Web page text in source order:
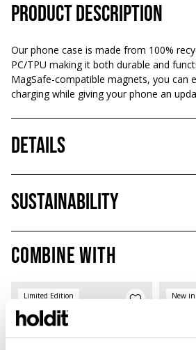
Product description
Our phone case is made from 100%
PC/TPU making it both durable and
MagSafe-compatible magnets, you can
charging while giving your phone an
Details
Sustainability
Combine with
Limited Edition
MagSafe Fit
New in